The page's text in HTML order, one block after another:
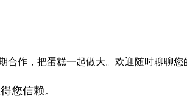
作，把蛋糕一起做大。欢迎随时聊聊您
您信赖。